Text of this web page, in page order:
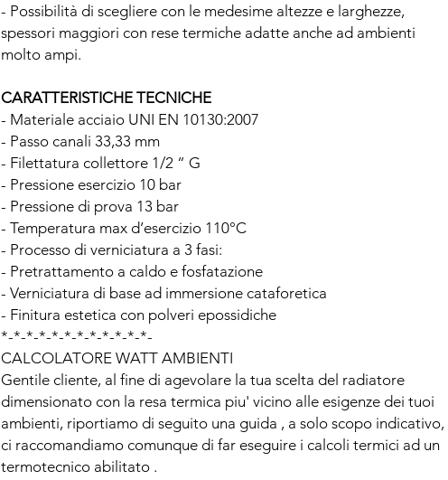
- Possibilità di scegliere con le medesime altezze e larghezze,
spessori maggiori con rese termiche adatte anche ad ambienti
molto ampi.
CARATTERISTICHE TECNICHE
- Materiale acciaio UNI EN 10130:2007
- Passo canali 33,33 mm
- Filettatura collettore 1/2 “ G
- Pressione esercizio 10 bar
- Pressione di prova 13 bar
- Temperatura max d’esercizio 110°C
- Processo di verniciatura a 3 fasi:
- Pretrattamento a caldo e fosfatazione
- Verniciatura di base ad immersione cataforetica
- Finitura estetica con polveri epossidiche
*-*-*-*-*-*-*-*-*-*-*-*-
CALCOLATORE WATT AMBIENTI
Gentile cliente, al fine di agevolare la tua scelta del radiatore
dimensionato con la resa termica piu' vicino alle esigenze dei tuoi
ambienti, riportiamo di seguito una guida , a solo scopo indicativo,
ci raccomandiamo comunque di far eseguire i calcoli termici ad un
termotecnico abilitato .